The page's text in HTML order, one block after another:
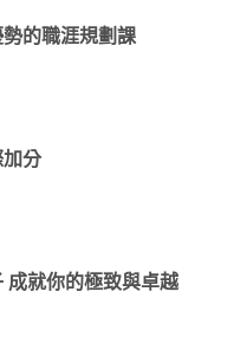
的職涯規劃課
分
成就你的極致與卓越